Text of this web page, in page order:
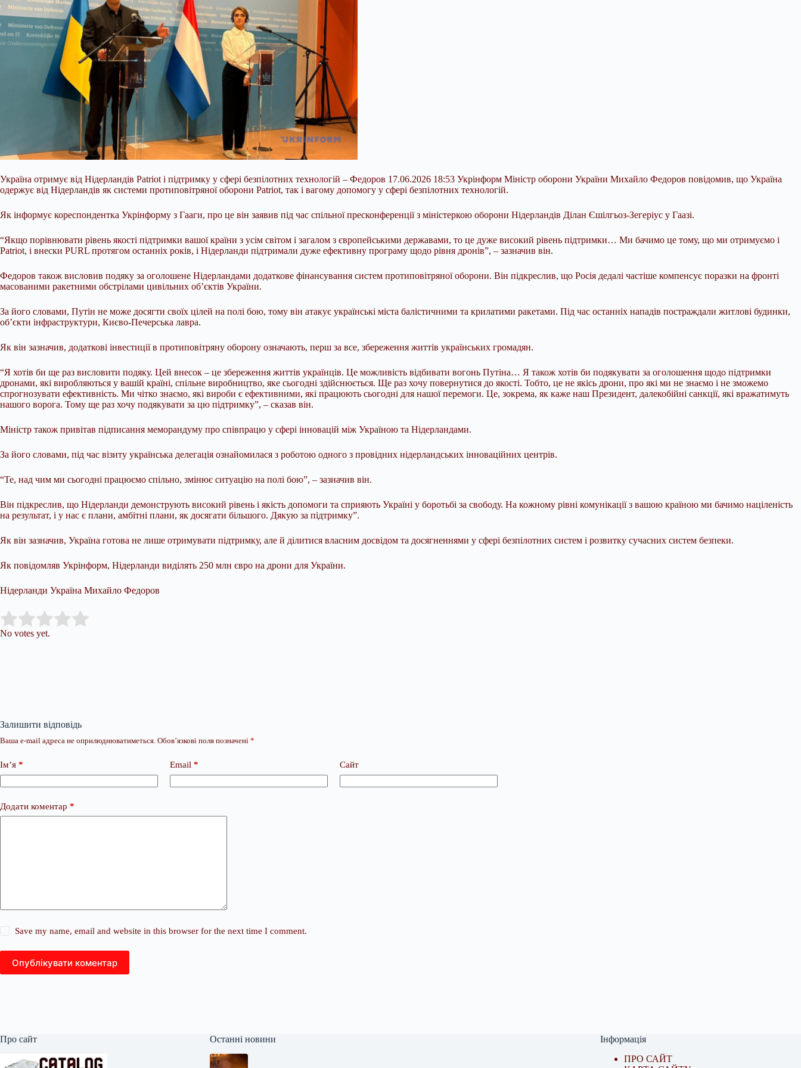
Україна отримує від Нідерландів Patriot і підтримку у сфері безпілотних технологій – Федоров 17.06.2026 18:53 Укрінформ Міністр оборони України Михайло Федоров повідомив, що Україна
одержує від Нідерландів як системи протиповітряної оборони Patriot, так і вагому допомогу у сфері безпілотних технологій.
Як інформує кореспондентка Укрінформу з Гааги, про це він заявив під час спільної пресконференції з міністеркою оборони Нідерландів Ділан Єшілгьоз-Зегеріус у Гаазі.
“Якщо порівнювати рівень якості підтримки вашої країни з усім світом і загалом з європейськими державами, то це дуже високий рівень підтримки… Ми бачимо це тому, що ми отримуємо і
Patriot, і внески PURL протягом останніх років, і Нідерланди підтримали дуже ефективну програму щодо рівня дронів”, – зазначив він.
Федоров також висловив подяку за оголошене Нідерландами додаткове фінансування систем протиповітряної оборони. Він підкреслив, що Росія дедалі частіше компенсує поразки на фронті
масованими ракетними обстрілами цивільних об’єктів України.
За його словами, Путін не може досягти своїх цілей на полі бою, тому він атакує українські міста балістичними та крилатими ракетами. Під час останніх нападів постраждали житлові будинки,
об’єкти інфраструктури, Києво-Печерська лавра.
Як він зазначив, додаткові інвестиції в протиповітряну оборону означають, перш за все, збереження життів українських громадян.
“Я хотів би ще раз висловити подяку. Цей внесок – це збереження життів українців. Це можливість відбивати вогонь Путіна… Я також хотів би подякувати за оголошення щодо підтримки
дронами, які виробляються у вашій країні, спільне виробництво, яке сьогодні здійснюється. Ще раз хочу повернутися до якості. Тобто, це не якісь дрони, про які ми не знаємо і не зможемо
спрогнозувати ефективність. Ми чітко знаємо, які вироби є ефективними, які працюють сьогодні для нашої перемоги. Це, зокрема, як каже наш Президент, далекобійні санкції, які вражатимуть
нашого ворога. Тому ще раз хочу подякувати за цю підтримку”, – сказав він.
Міністр також привітав підписання меморандуму про співпрацю у сфері інновацій між Україною та Нідерландами.
За його словами, під час візиту українська делегація ознайомилася з роботою одного з провідних нідерландських інноваційних центрів.
“Те, над чим ми сьогодні працюємо спільно, змінює ситуацію на полі бою”, – зазначив він.
Він підкреслив, що Нідерланди демонструють високий рівень і якість допомоги та сприяють Україні у боротьбі за свободу. На кожному рівні комунікації з вашою країною ми бачимо націленість
на результат, і у нас є плани, амбітні плани, як досягати більшого. Дякую за підтримку”.
Як він зазначив, Україна готова не лише отримувати підтримку, але й ділитися власним досвідом та досягненнями у сфері безпілотних систем і розвитку сучасних систем безпеки.
Як повідомляв Укрінформ, Нідерланди виділять 250 млн євро на дрони для України.
Нідерланди Україна Михайло Федоров
Rate this item:
No votes yet.
Залишити відповідь
Ваша e-mail адреса не оприлюднюватиметься. Обов’язкові поля позначені *
Ім’я * Email * Сайт
Додати коментар *
Save my name, email and website in this browser for the next time I comment.
Опублікувати коментар
Про сайт Останні новини
Інформація
ПРО САЙТ